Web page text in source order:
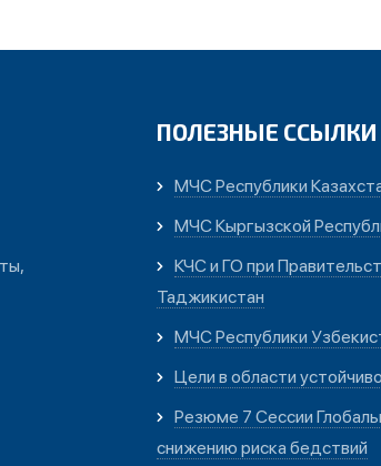
ПОЛЕЗНЫЕ ССЫЛКИ
МЧС Республики
МЧС Кыргызской
КЧС и ГО при
Таджикистан
МЧС Республики
Цели в области
Резюме 7 Сессии
снижению риска бедствий